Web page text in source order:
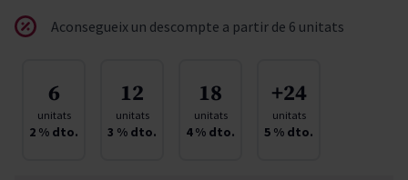
Aconsegueix un descompte a partir de 6 unitats
6
unitats
2 % dto.
12
unitats
3 % dto.
18
unitats
4% dto.
+24
unitats
5 % dto.